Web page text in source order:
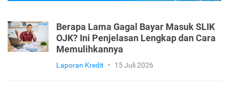
Berapa Lama Gagal Bayar Masuk SLIK
OJK? Ini Penjelasan Lengkap dan Cara
Memulihkannya
Laporan Kredit • 15 Juli 2026